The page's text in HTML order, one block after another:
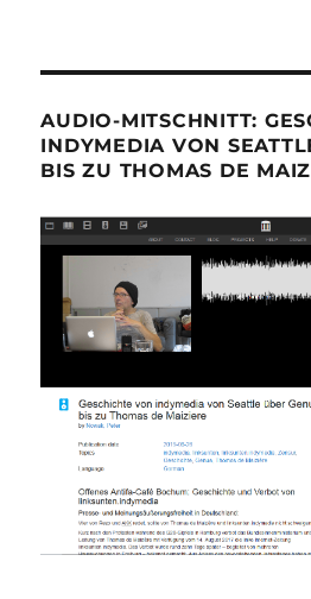
AUDIO-MITSCHNITT:
INDYMEDIA VON
BIS ZU THOMAS DE